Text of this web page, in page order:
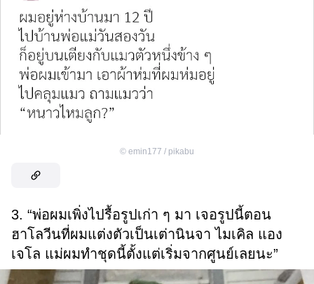
© emin177 / pikabu
3. “พ่อผมเพิ่งไปรื้อรูปเก่า ๆ มา เจอรูปนี้ตอน
ฮาโลวีนที่ผมแต่งตัวเป็นเต่านินจา ไมเคิล แอง
เจโล แม่ผมทำชุดนี้ตั้งแต่เริ่มจากศูนย์เลยนะ”